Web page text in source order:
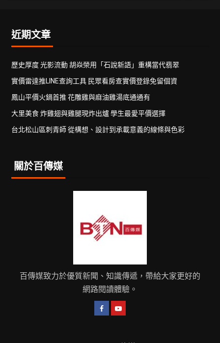
近期文章
歷史厚度 光影流動 胡焱榮用「石說新語」重構當代翡翠
實價雷達推LINE查詢工具 民眾看房查實價登錄免留個資
鳳山平價火鍋首推 花雕雞與麻油雞湯底通通有
大里美食 炸雞翅與雞腿現炸出爐 學生最愛平價選擇
台北松山區刺青師 從構想、設計到承載意義的線條與色彩
關於百傳媒
百傳媒致力於優質新聞、知識傳遞，帶給大家更好的
網路閱讀體驗。